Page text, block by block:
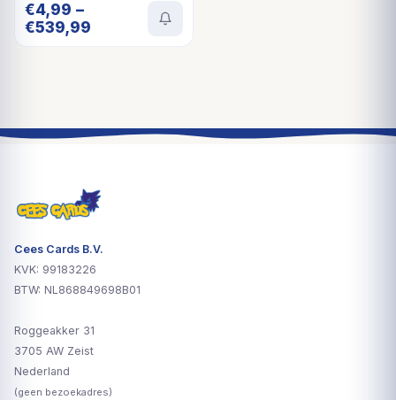
€4,99 –
€539,99
Cees Cards B.V.
KVK: 99183226
BTW: NL868849698B01
Roggeakker 31
3705 AW Zeist
Nederland
(geen bezoekadres)